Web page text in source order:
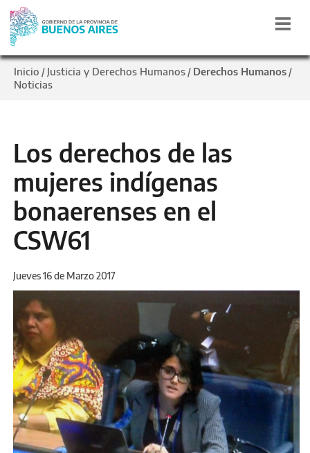
Inicio / Justicia y Derechos Humanos / Derechos Humanos /
Noticias
Los derechos de las
mujeres indígenas
bonaerenses en el
CSW61
Jueves 16 de Marzo 2017